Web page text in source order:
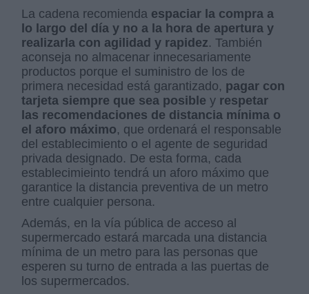
La cadena recomienda espaciar la compra a
lo largo del día y no a la hora de apertura y
realizarla con agilidad y rapidez. También
aconseja no almacenar innecesariamente
productos porque el suministro de los de
primera necesidad está garantizado, pagar con
tarjeta siempre que sea posible y respetar
las recomendaciones de distancia mínima o
el aforo máximo, que ordenará el responsable
del establecimiento o el agente de seguridad
privada designado. De esta forma, cada
establecimieinto tendrá un aforo máximo que
garantice la distancia preventiva de un metro
entre cualquier persona.
Además, en la vía pública de acceso al
supermercado estará marcada una distancia
mínima de un metro para las personas que
esperen su turno de entrada a las puertas de
los supermercados.